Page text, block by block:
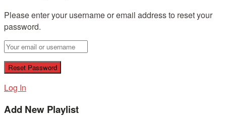
Please enter your username or email address to reset your
password.
Log In
Add New Playlist